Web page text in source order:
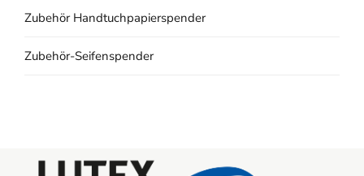
Zubehör Handtuchpapierspender
Zubehör-Seifenspender